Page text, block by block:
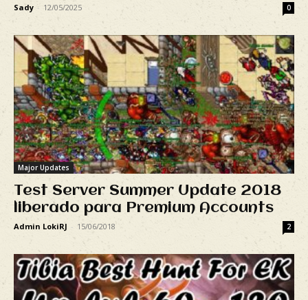
Sady - 12/05/2025 0
Major Updates
Test Server Summer Update 2018
liberado para Premium Accounts
Admin LokiRJ - 15/06/2018 2